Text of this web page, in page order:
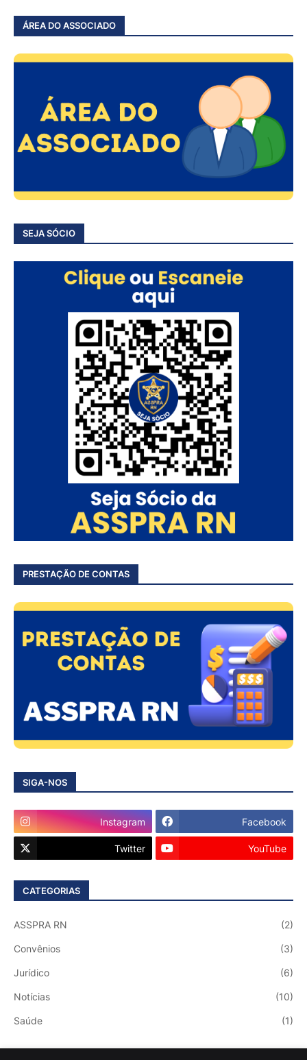
ÁREA DO ASSOCIADO
SEJA SÓCIO
PRESTAÇÃO DE CONTAS
SIGA-NOS
Instagram Facebook
Twitter YouTube
CATEGORIAS
ASSPRA RN (2)
Convênios (3)
Jurídico (6)
Notícias (10)
Saúde (1)